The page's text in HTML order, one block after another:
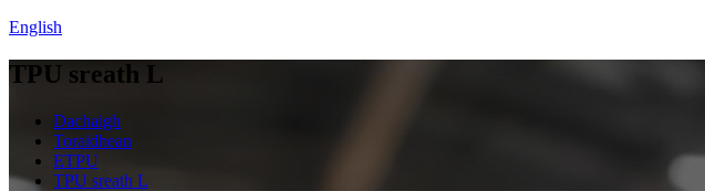
English
TPU sreath L
Dachaigh
Toraidhean
ETPU
TPU sreath L